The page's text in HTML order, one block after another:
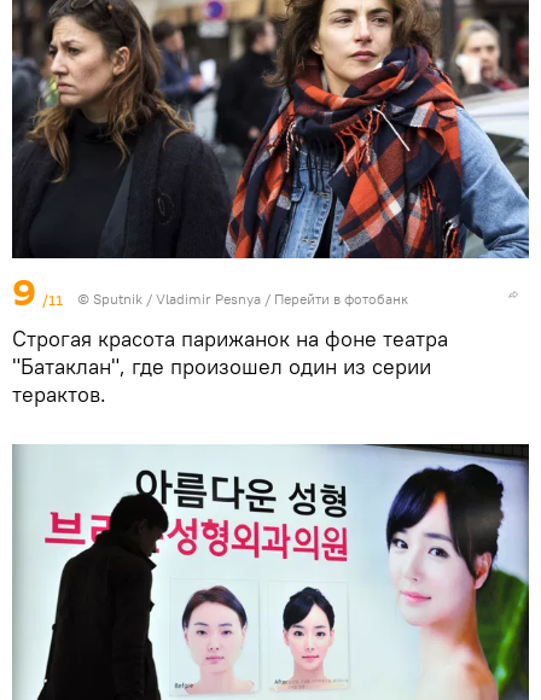
9 /11 © Sputnik / Vladimir Pesnya / Перейти в фотобанк
Строгая красота парижанок на фоне театра
"Батаклан", где произошел один из серии
терактов.